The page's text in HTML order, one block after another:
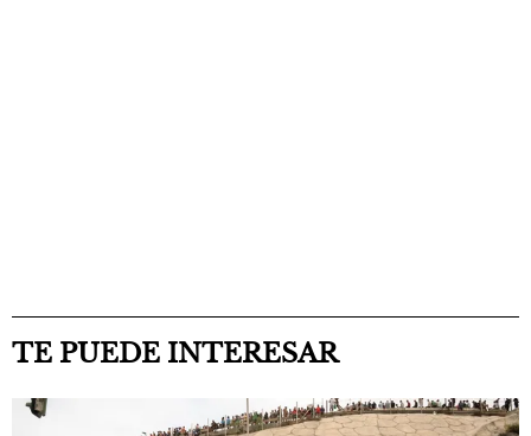
TE PUEDE INTERESAR